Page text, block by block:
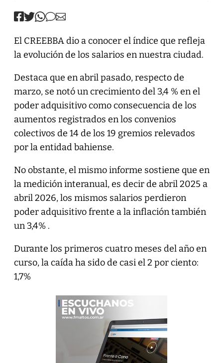
El CREEBBA dio a conocer el índice que refleja
la evolución de los salarios en nuestra ciudad.
Destaca que en abril pasado, respecto de
marzo, se notó un crecimiento del 3,4 % en el
poder adquisitivo como consecuencia de los
aumentos registrados en los convenios
colectivos de 14 de los 19 gremios relevados
por la entidad bahiense.
No obstante, el mismo informe sostiene que en
la medición interanual, es decir de abril 2025 a
abril 2026, los mismos salarios perdieron
poder adquisitivo frente a la inflación también
un 3,4% .
Durante los primeros cuatro meses del año en
curso, la caída ha sido de casi el 2 por ciento:
1,7%